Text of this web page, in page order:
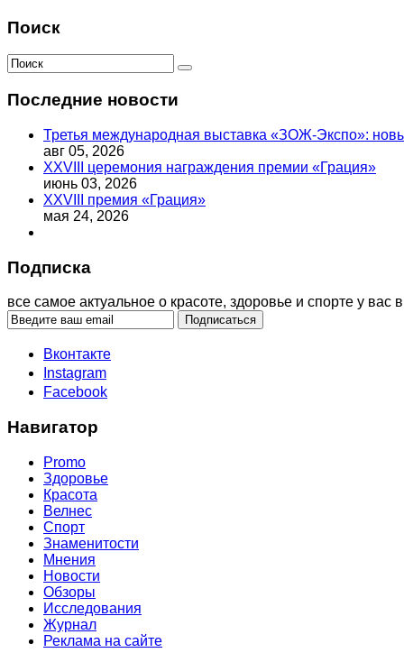
Поиск
Последние новости
Третья международная выставка «ЗОЖ-Экспо»:
авг 05, 2026
XXVIII церемония награждения премии «Грация»
июнь 03, 2026
XXVIII премия «Грация»
мая 24, 2026
Подписка
все самое актуальное о красоте, здоровье и спорте у вас
Вконтакте
Instagram
Facebook
Навигатор
Promo
Здоровье
Красота
Велнес
Спорт
Знаменитости
Мнения
Новости
Обзоры
Исследования
Журнал
Реклама на сайте